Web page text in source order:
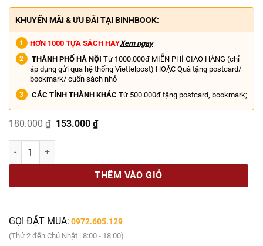
KHUYẾN MÃI & ƯU ĐÃI TẠI BINHBOOK:
HƠN 1000 TỰA SÁCH HAYXem ngay
THÀNH PHỐ HÀ NỘI Từ 1000.000đ MIỄN PHÍ GIAO HÀNG (chỉ
áp dụng gửi qua hệ thống Viettelpost) HOẶC Quà tặng postcard/
bookmark/ cuốn sách nhỏ
CÁC TỈNH THÀNH KHÁC Từ 500.000đ tặng postcard, bookmark;
180.000₫ Giá
là:
153.000 ₫Giá
hiện
Cuốn Hồi Kí Chiến Tranh Hay Nhất Thế Giới Theo Bbc Năm 2004 -
THÊM VÀO GIỎ
GỌI ĐẶT MUA: 0972.605.129
(Thứ 2 đến Chủ Nhật | 8:00 - 18:00)